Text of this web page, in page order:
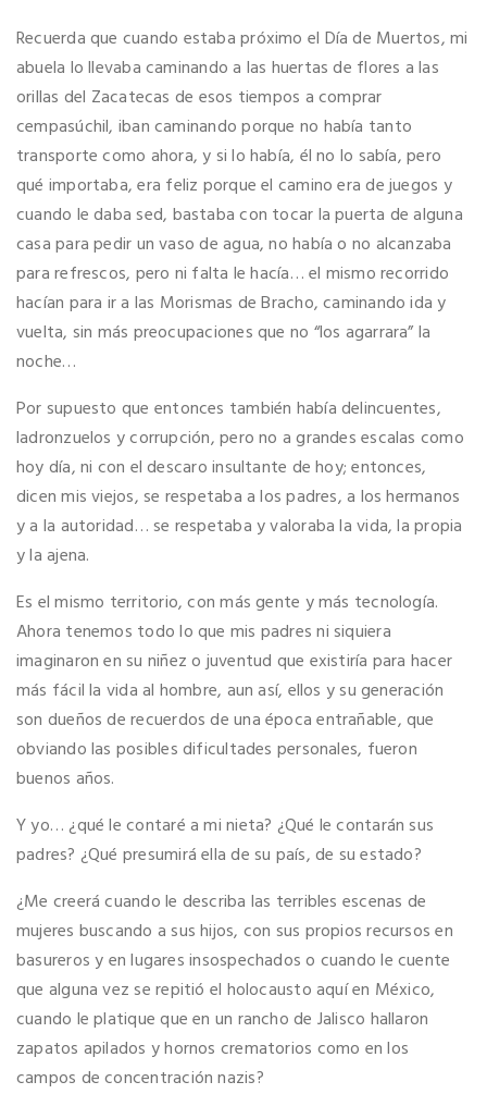
Recuerda que cuando estaba próximo el Día de Muertos, mi
abuela lo llevaba caminando a las huertas de flores a las
orillas del Zacatecas de esos tiempos a comprar
cempasúchil, iban caminando porque no había tanto
transporte como ahora, y si lo había, él no lo sabía, pero
qué importaba, era feliz porque el camino era de juegos y
cuando le daba sed, bastaba con tocar la puerta de alguna
casa para pedir un vaso de agua, no había o no alcanzaba
para refrescos, pero ni falta le hacía… el mismo recorrido
hacían para ir a las Morismas de Bracho, caminando ida y
vuelta, sin más preocupaciones que no “los agarrara” la
noche…
Por supuesto que entonces también había delincuentes,
ladronzuelos y corrupción, pero no a grandes escalas como
hoy día, ni con el descaro insultante de hoy; entonces,
dicen mis viejos, se respetaba a los padres, a los hermanos
y a la autoridad… se respetaba y valoraba la vida, la propia
y la ajena.
Es el mismo territorio, con más gente y más tecnología.
Ahora tenemos todo lo que mis padres ni siquiera
imaginaron en su niñez o juventud que existiría para hacer
más fácil la vida al hombre, aun así, ellos y su generación
son dueños de recuerdos de una época entrañable, que
obviando las posibles dificultades personales, fueron
buenos años.
Y yo… ¿qué le contaré a mi nieta? ¿Qué le contarán sus
padres? ¿Qué presumirá ella de su país, de su estado?
¿Me creerá cuando le describa las terribles escenas de
mujeres buscando a sus hijos, con sus propios recursos en
basureros y en lugares insospechados o cuando le cuente
que alguna vez se repitió el holocausto aquí en México,
cuando le platique que en un rancho de Jalisco hallaron
zapatos apilados y hornos crematorios como en los
campos de concentración nazis?